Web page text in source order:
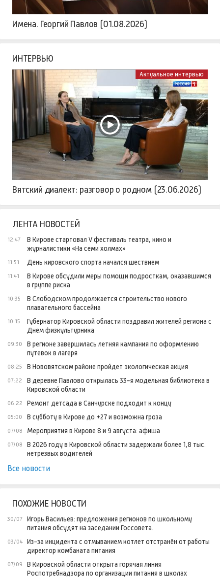
Имена. Георгий Павлов (01.08.2026)
ИНТЕРВЬЮ
Актуальное интервью
Вятский диалект: разговор о родном (23.06.2026)
ЛЕНТА НОВОСТЕЙ
12:47
В Кирове стартовал V фестиваль театра, кино и
журналистики «На семи холмах»
11:51 День кировского спорта начался шествием
11:41
В Кирове обсудили меры помощи подросткам, оказавшимся
в группе риска
10:35
В Слободском продолжается строительство нового
плавательного бассейна
10:15
Губернатор Кировской области поздравил жителей региона с
Днём физкультурника
09:30
В регионе завершилась летняя кампания по оформлению
путевок в лагеря
08:25 В Нововятском районе пройдет экологическая акция
07:22
В деревне Павлово открылась 33-я модельная библиотека в
Кировской области
06:22 Ремонт детсада в Санчурске подходит к концу
05:00 В субботу в Кирове до +27 и возможна гроза
07/08 Мероприятия в Кирове 8 и 9 августа: афиша
07/08
В 2026 году в Кировской области задержали более 1,8 тыс.
нетрезвых водителей
Все новости
ПОХОЖИЕ НОВОСТИ
30/07
Игорь Васильев: предложения регионов по школьному
питания обсудят на заседании Госсовета.
03/04
Из-за инцидента с отмыванием котлет отстранён от работы
директор комбаната питания
07/09
В Кировской области открыта горячая линия
Роспотребнадзора по организации питания в школах